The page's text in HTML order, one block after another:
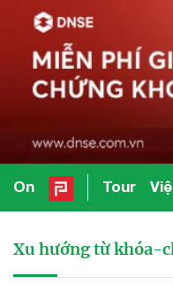
On Tour
Xu hướng từ khóa-